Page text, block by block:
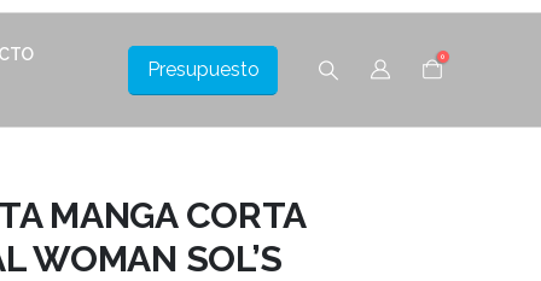
Presupuesto
0
MANGA CORTA
WOMAN SOL’S